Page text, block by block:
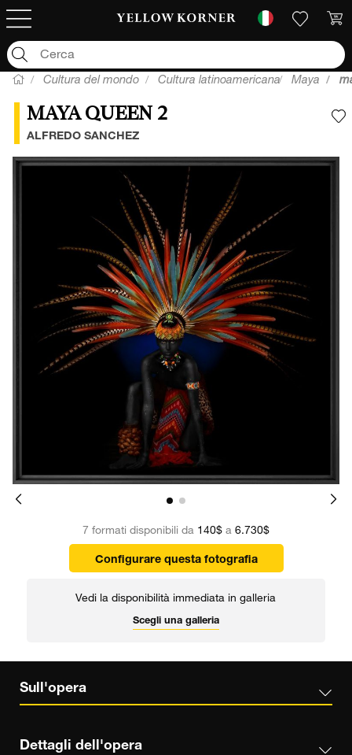
Cultura del mondo Cultura latinoamericana Maya
MAYA QUEEN 2
ALFREDO SANCHEZ
7 formati disponibili da 140$ a 6.730$
Configurare questa fotografia
Vedi la disponibilità immediata in galleria
Scegli una galleria
Sull'opera
Dettagli dell'opera